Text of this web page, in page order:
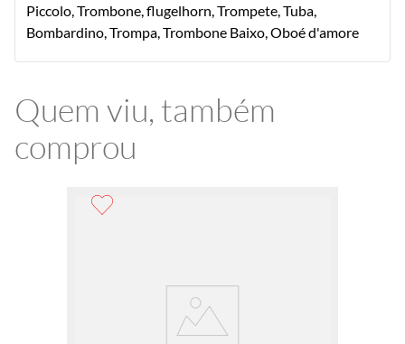
Piccolo, Trombone, flugelhorn, Trompete, Tuba,
Bombardino, Trompa, Trombone Baixo, Oboé d'amore
Quem viu, também
comprou